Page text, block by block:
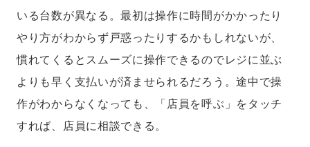
いる台数が異なる。最初は操作に時間がかかったり
やり方がわからず戸惑ったりするかもしれないが、
慣れてくるとスムーズに操作できるのでレジに並ぶ
よりも早く支払いが済ませられるだろう。途中で操
作がわからなくなっても、「店員を呼ぶ」をタッチ
すれば、店員に相談できる。